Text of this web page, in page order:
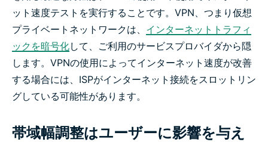
ット速度テストを実行することです。VPN、つまり仮想
プライベートネットワークは、 インターネットトラフィ
ックを暗号化して、ご利用のサービスプロバイダから隠
します。VPNの使用によってインターネット速度が改善
する場合には、ISPがインターネット接続をスロットリン
グしている可能性があります。
帯域幅調整はユーザーに影響を与え